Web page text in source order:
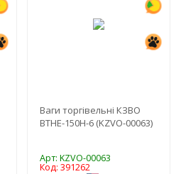
Ваги торгівельні КЗВО
BTНЕ-150Н-6 (KZVO-00063)
Арт: KZVO-00063
Код: 391262